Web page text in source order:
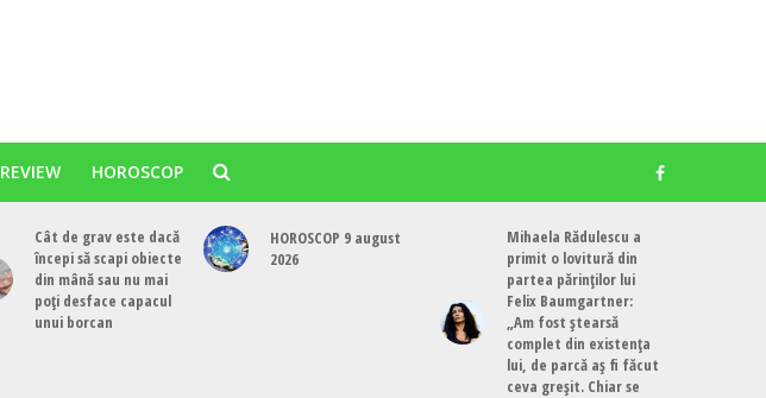
REVIEW HOROSCOP
Cât de grav este dacă
începi să scapi obiecte
din mână sau nu mai
poți desface capacul
unui borcan
HOROSCOP 9 august
2026
Mihaela Rădulescu a
primit o lovitură din
partea părinților lui
Felix Baumgartner:
„Am fost ștearsă
complet din existența
lui, de parcă aș fi făcut
ceva greșit. Chiar se